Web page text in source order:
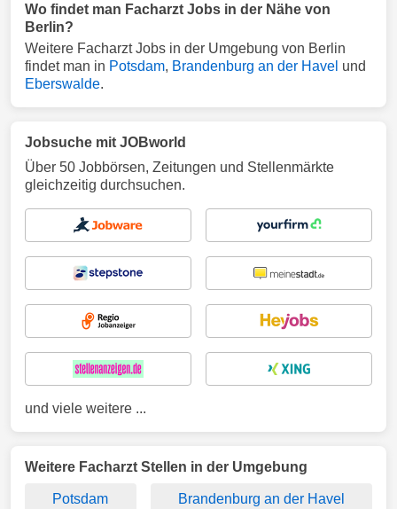
Wo findet man Facharzt Jobs in der Nähe von
Berlin?
Weitere Facharzt Jobs in der Umgebung von Berlin
findet man in Potsdam, Brandenburg an der Havel und
Eberswalde.
Jobsuche mit JOBworld
Über 50 Jobbörsen, Zeitungen und Stellenmärkte
gleichzeitig durchsuchen.
und viele weitere ...
Weitere Facharzt Stellen in der Umgebung
Potsdam Brandenburg an der Havel